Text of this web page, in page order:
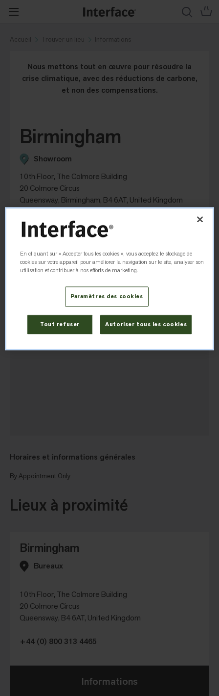
Accueil Trouver un lieu Informations
Nous mettons tout en œuvre pour résoudre la
crise climatique, avec des réductions de carbone,
et non des compensations.
Birmingham
Showroom
10th Floor, The Colmore Building
20 Colmore Circus
Queensway, Birmingham, B4 6AT, United Kingdom
+44 (0) 800 313 4465
Itinéraire
Horaires et informations générales
By Appointment Only
Lieux à proximité
Birmingham
Bureaux
10th Floor, The Colmore Building
20 Colmore Circus
Queensway, B4 6AT, United Kingdom
+44 (0) 800 313 4465
Informations
En cliquant sur « Accepter tous les cookies », vous acceptez le stockage de
cookies sur votre appareil pour améliorer la navigation sur le site, analyser son
utilisation et contribuer à nos efforts de marketing.
Paramètres des cookies
Tout refuser Autoriser tous les cookies